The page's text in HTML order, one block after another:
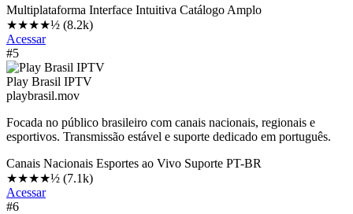
Multiplataforma Interface Intuitiva Catálogo Amplo
★★★★½ (8.2k)
Acessar
#5
Play Brasil IPTV
playbrasil.mov
Focada no público brasileiro com canais nacionais, regionais e
esportivos. Transmissão estável e suporte dedicado em português.
Canais Nacionais Esportes ao Vivo Suporte PT-BR
★★★★½ (7.1k)
Acessar
#6